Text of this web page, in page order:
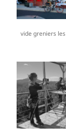
vide greniers